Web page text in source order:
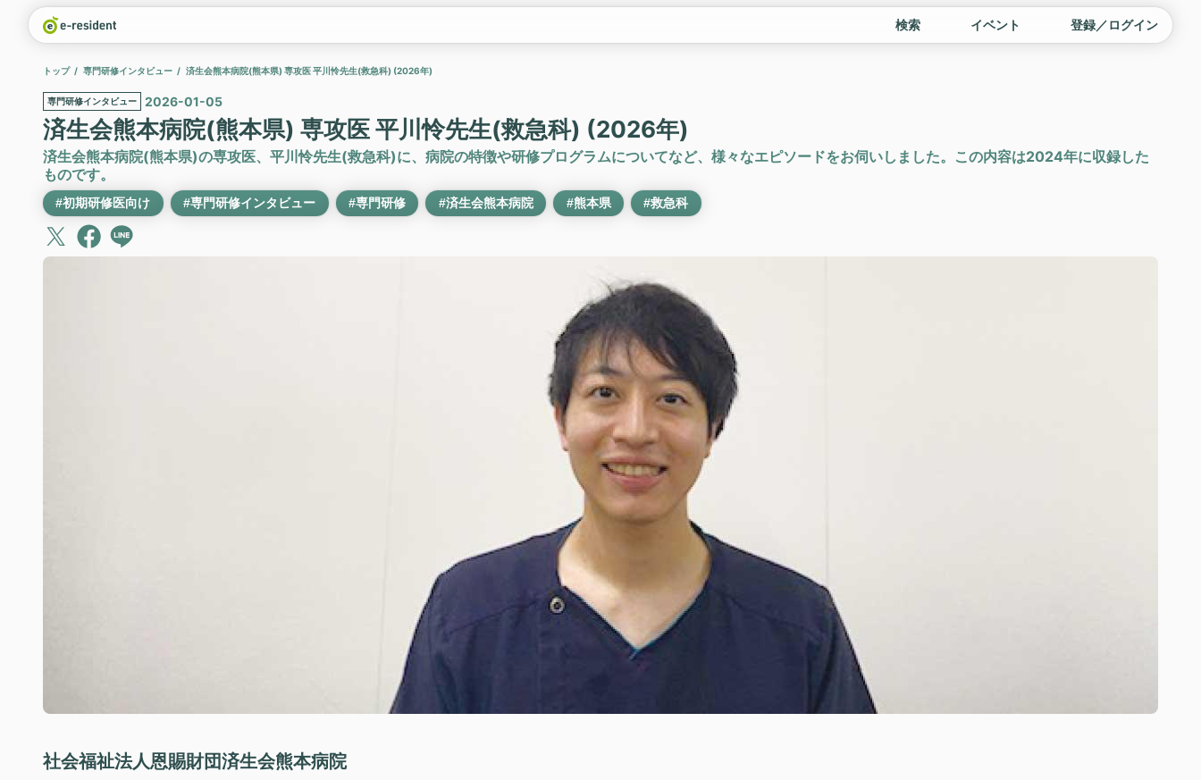
検索 イベント 登録／ログイン
トップ 専門研修インタビュー 済生会熊本病院(熊本県) 専攻医 平川怜先生(救急科) (2026年)
専門研修インタビュー 2026-01-05
済生会熊本病院(熊本県) 専攻医 平川怜先生(救急科) (2026年)
済生会熊本病院(熊本県)の専攻医、平川怜先生(救急科)に、病院の特徴や研修プログラムについてなど、様々なエピソードをお伺いしました。この内容は2024年に収録した
ものです。
#初期研修医向け #専門研修インタビュー #専門研修 #済生会熊本病院 #熊本県 #救急科
社会福祉法人恩賜財団済生会熊本病院